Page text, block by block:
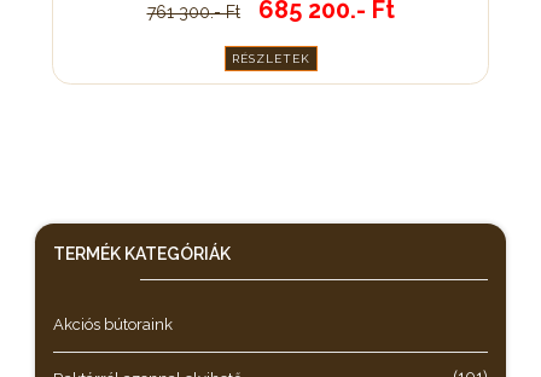
761 300.- Ft 685 200.- Ft
RÉSZLETEK
TERMÉK KATEGÓRIÁK
Akciós bútoraink